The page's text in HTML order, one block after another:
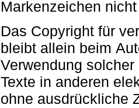
Markenzeichen
Das Copyright für
bleibt allein beim Autor der Seiten.
Verwendung
Texte in anderen elektronischen oder gedruckten Publikationen ist
ohne ausdrückliche